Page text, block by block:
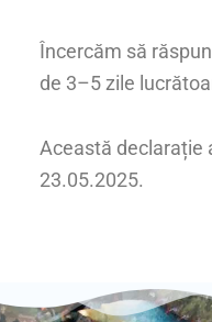
Încercăm să
de 3–5 zile
Această declarație
23.05.2025.